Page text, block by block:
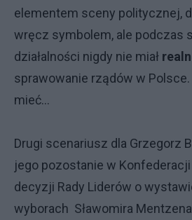
elementem sceny politycznej,
wręcz symbolem, ale podczas
działalności nigdy nie miał
sprawowanie rządów w Polsce.
mieć…
Drugi scenariusz dla Grzegorz
jego pozostanie w
decyzji Rady Liderów o
wyborach Sławomira